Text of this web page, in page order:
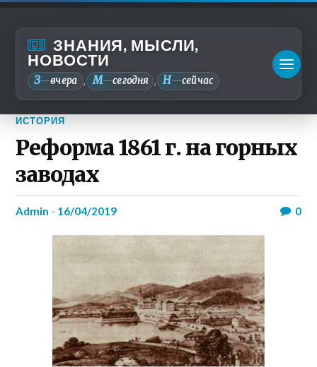
ЗНАНИЯ, МЫСЛИ,
НОВОСТИ
З—вчера , М—сегодня , Н—сейчас
ИСТОРИЯ
Реформа 1861 г. на горных
заводах
admin - 16/04/2019 0